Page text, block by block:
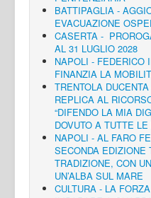
BATTIPAGLIA -
EVACUAZIONE
CASERTA -
AL 31 LUGLIO 2028
NAPOLI - FEDERICO
FINANZIA LA
TRENTOLA
REPLICA AL
“DIFENDO LA MIA
DOVUTO A TUTTE LE
NAPOLI - AL FARO
SECONDA EDIZIONE
TRADIZIONE, CON
UN’ALBA SUL MARE
CULTURA - LA